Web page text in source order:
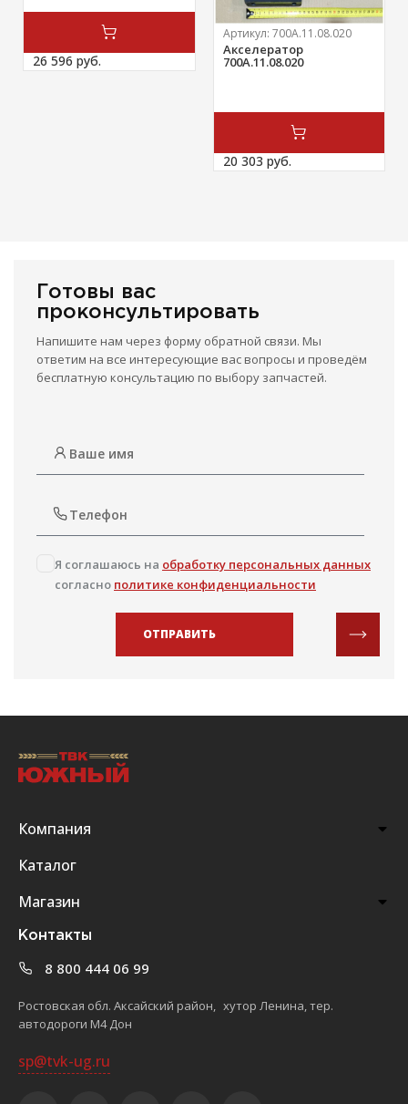
26 596 руб.
Артикул: 700А.11.08.020
Акселератор
700А.11.08.020
20 303 руб.
Готовы вас
проконсультировать
Напишите нам через форму обратной связи. Мы
ответим на все интересующие вас вопросы и проведём
бесплатную консультацию по выбору запчастей.
Я соглашаюсь на обработку персональных данных
согласно политике конфиденциальности
ОТПРАВИТЬ
Компания
Каталог
Магазин
Контакты
8 800 444 06 99
Ростовская обл. Аксайский район, хутор Ленина, тер.
автодороги М4 Дон
sp@tvk-ug.ru